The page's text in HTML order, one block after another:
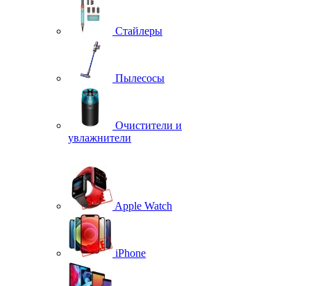
Стайлеры
Пылесосы
Очистители и
увлажнители
Apple Watch
iPhone